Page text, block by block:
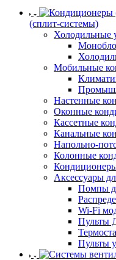
(сплит-системы)
Холодильные
Мобильные
Настенные
Оконные
Кассетные
Канальные
Напольно-
Колонные
Аксессуары
Помпы
Wi-Fi
Пульты
Пульты